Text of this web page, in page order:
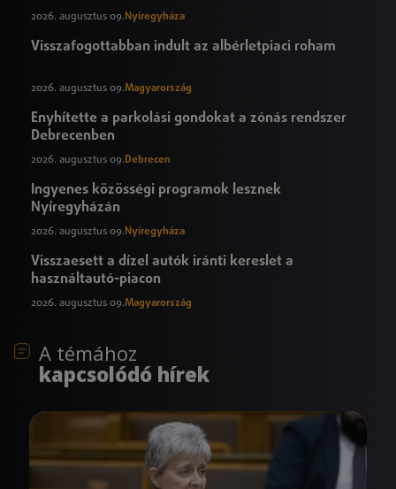
2026. augusztus 09. Nyíregyháza
Visszafogottabban indult az albérletpiaci roham
2026. augusztus 09.Magyarország
Enyhítette a parkolási gondokat a zónás rendszer
Debrecenben
2026. augusztus 09.Debrecen
Ingyenes közösségi programok lesznek
Nyíregyházán
2026. augusztus 09. Nyíregyháza
Visszaesett a dízel autók iránti kereslet a
használtautó-piacon
2026. augusztus 09.Magyarország
A témához
kapcsolódó hírek